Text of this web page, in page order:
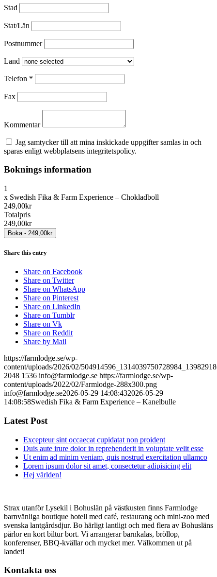
Stad
Stat/Län
Postnummer
Land
Telefon *
Fax
Kommentar
Jag samtycker till att mina inskickade uppgifter samlas in och
sparas enligt webbplatsens integritetspolicy.
Boknings information
1
x Swedish Fika & Farm Experience – Chokladboll
249,00kr
Totalpris
249,00kr
Share this entry
Share on Facebook
Share on Twitter
Share on WhatsApp
Share on Pinterest
Share on LinkedIn
Share on Tumblr
Share on Vk
Share on Reddit
Share by Mail
https://farmlodge.se/wp-
content/uploads/2026/02/
2048 1536 info@farmlodge.se https://farmlodge.se/wp-
content/uploads/2022/02/Farmlodge-288x300.png
info@farmlodge.se2026-05-29 14:08:432026-05-29
14:08:58Swedish Fika & Farm Experience – Kanelbulle
Latest Post
Excepteur sint occaecat cupidatat non proident
Duis aute irure dolor in reprehenderit in voluptate velit esse
Ut enim ad minim veniam, quis nostrud exercitation ullamco
Lorem ipsum dolor sit amet, consectetur adipisicing elit
Hej världen!
Strax utanför Lysekil i Bohuslän på västkusten finns Farmlodge
barnvänliga boutique hotell med café, restaurang och mini-zoo med
svenska lantgårdsdjur. Bo härligt lantligt och med flera av Bohusläns
pärlor en kort biltur bort. Vi arrangerar barnkalas, bröllop,
konferenser, BBQ-kvällar och mycket mer. Välkommen ut på
landet!
Kontakta oss